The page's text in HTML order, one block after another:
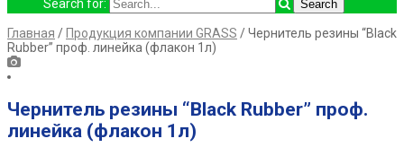
Search for:
Главная / Продукция компании GRASS / Чернитель резины “Black
Rubber” проф. линейка (флакон 1л)
Чернитель резины “Black Rubber” проф.
линейка (флакон 1л)